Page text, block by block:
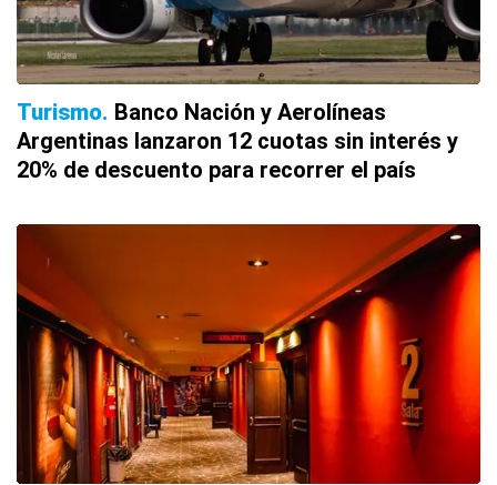
Turismo Banco Nación y Aerolíneas
Argentinas lanzaron 12 cuotas sin interés y
20% de descuento para recorrer el país